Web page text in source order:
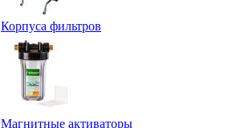
Корпуса фильтров
Магнитные активаторы